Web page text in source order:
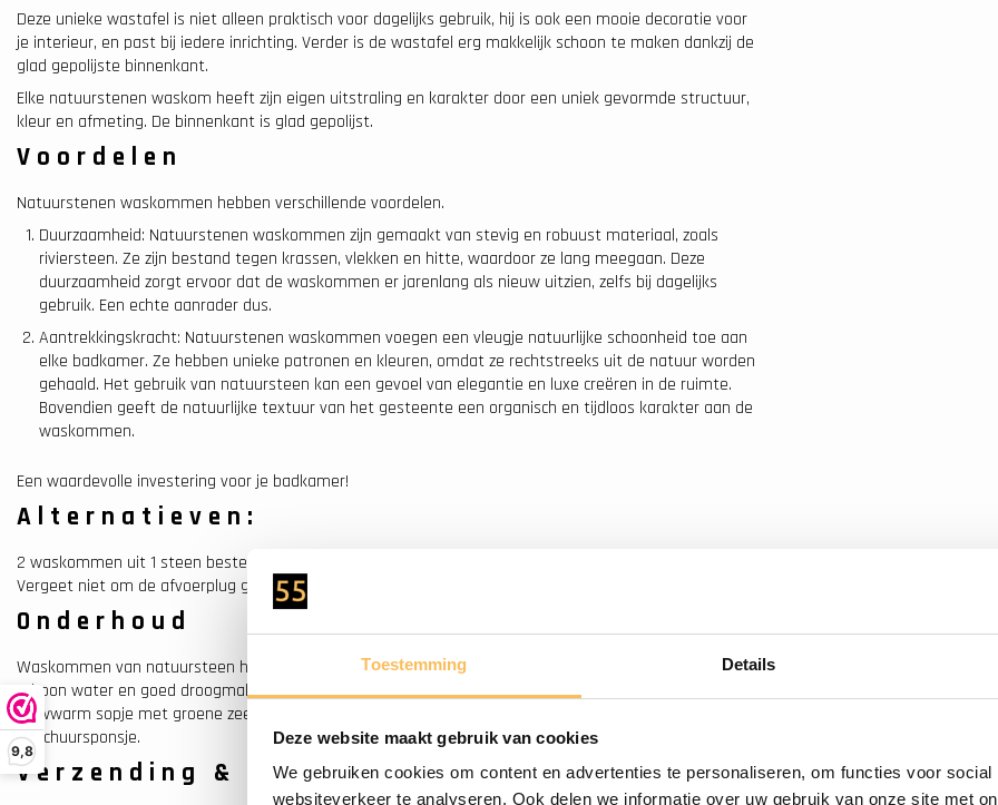
Toestemming Details
Deze website maakt gebruik van cookies
We gebruiken cookies om content en advertenties te personaliseren, om functies voor
websiteverkeer te analyseren. Ook delen we informatie over uw gebruik van onze site met
9,8
Deze unieke wastafel is niet alleen praktisch voor dagelijks gebruik, hij is ook een mooie decoratie voor
je interieur, en past bij iedere inrichting. Verder is de wastafel erg makkelijk schoon te maken dankzij de
glad gepolijste binnenkant.
Elke natuurstenen waskom heeft zijn eigen uitstraling en karakter door een uniek gevormde structuur,
kleur en afmeting. De binnenkant is glad gepolijst.
Voordelen
Natuurstenen waskommen hebben verschillende voordelen.
Duurzaamheid: Natuurstenen waskommen zijn gemaakt van stevig en robuust materiaal, zoals
riviersteen. Ze zijn bestand tegen krassen, vlekken en hitte, waardoor ze lang meegaan. Deze
duurzaamheid zorgt ervoor dat de waskommen er jarenlang als nieuw uitzien, zelfs bij dagelijks
gebruik. Een echte aanrader dus.
Aantrekkingskracht: Natuurstenen waskommen voegen een vleugje natuurlijke schoonheid toe aan
elke badkamer. Ze hebben unieke patronen en kleuren, omdat ze rechtstreeks uit de natuur worden
gehaald. Het gebruik van natuursteen kan een gevoel van elegantie en luxe creëren in de ruimte.
Bovendien geeft de natuurlijke textuur van het gesteente een organisch en tijdloos karakter aan de
waskommen.
Een waardevolle investering voor je badkamer!
Alternatieven:
2 waskommen uit 1 steen bestellen?
Vergeet niet om de afvoerplug gelijk mee te bestellen
Onderhoud
Waskommen van natuursteen hebben vrijwel geen onderhoud nodig. Dagelijks even spoelen met
schoon water en goed droogmaken en hooguit twee keer per week even schoonmaken met een
lauwwarm sopje met groene zeep is al voldoende. Gebruik bij het schoonmaken geen bijtende middelen
of schuursponsje.
Verzending & Montage